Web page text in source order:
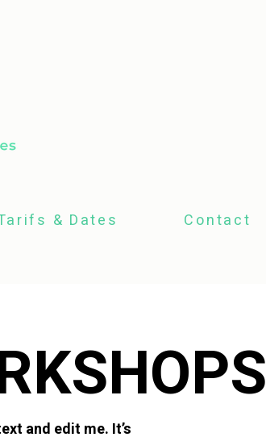
& Dates Contact
and edit me. It’s